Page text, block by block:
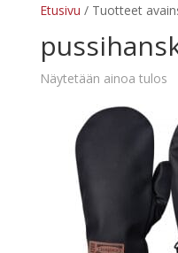
Etusivu / Tuotteet
Näytetään ainoa tulos